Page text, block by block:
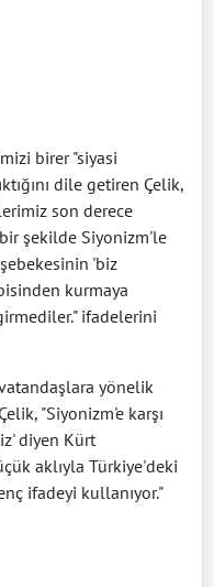
birer "siyasi
dile getiren Çelik,
son derece
şekilde Siyonizm'le
'biz
kurmaya
ifadelerini
yönelik
"Siyonizm'e karşı
diyen Kürt
aklıyla Türkiye'deki
ifadeyi kullanıyor."